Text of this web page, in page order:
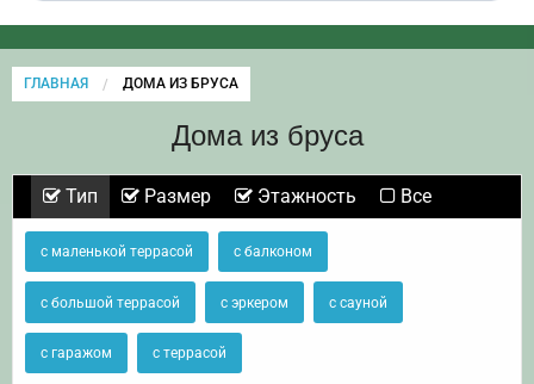
ГЛАВНАЯ CURRENT:
ДОМА ИЗ БРУСА
Дома из бруса
Тип Размер Этажность Все
с маленькой террасой с балконом
с большой террасой с эркером с сауной
с гаражом с террасой